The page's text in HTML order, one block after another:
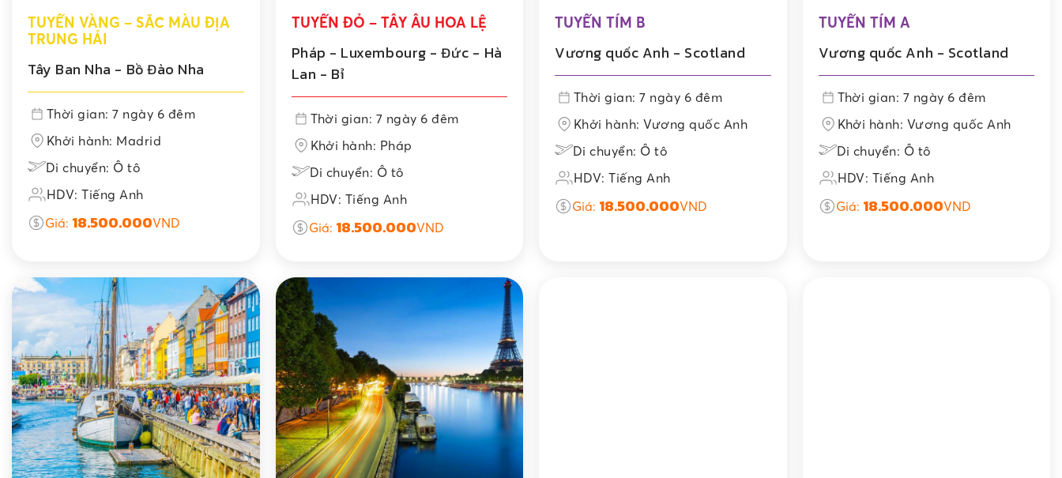
TUYẾN VÀNG – SẮC MÀU ĐỊA
TRUNG HẢI
Tây Ban Nha - Bồ Đào Nha
Thời gian: 7 ngày 6 đêm
Khởi hành: Madrid
Di chuyển: Ô tô
HDV: Tiếng Anh
Giá: 18.500.000VND
TUYẾN ĐỎ – TÂY ÂU HOA LỆ
Pháp - Luxembourg - Đức - Hà
Lan - Bỉ
Thời gian: 7 ngày 6 đêm
Khởi hành: Pháp
Di chuyển: Ô tô
HDV: Tiếng Anh
Giá: 18.500.000VND
TUYẾN TÍM B
Vương quốc Anh - Scotland
Thời gian: 7 ngày 6 đêm
Khởi hành: Vương quốc Anh
Di chuyển: Ô tô
HDV: Tiếng Anh
Giá: 18.500.000VND
TUYẾN TÍM A
Vương quốc Anh - Scotland
Thời gian: 7 ngày 6 đêm
Khởi hành: Vương quốc Anh
Di chuyển: Ô tô
HDV: Tiếng Anh
Giá: 18.500.000VND